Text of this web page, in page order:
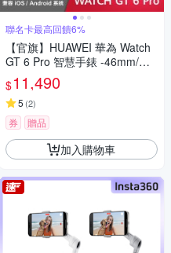
聯名卡最高回饋6%
【官旗】HUAWEI 華為 Watch
GT 6 Pro 智慧手錶 -46mm/鈦
合金錶體
$11,490
5 (2)
券 贈品
加入購物車